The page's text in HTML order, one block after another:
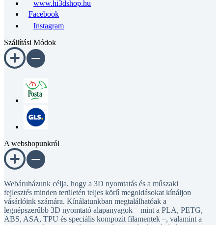
Facebook
Instagram
fejlesztés minden területén teljes körű megoldásokat kínáljon
vásárlóink számára. Kínálatunkban megtalálhatóak a
legnépszerűbb 3D nyomtató alapanyagok – mint a PLA, PETG,
ABS, ASA, TPU és speciális kompozit filamentek –, valamint a
3D nyomtatáshoz szükséges alkatrészek, például fúvókák, hot